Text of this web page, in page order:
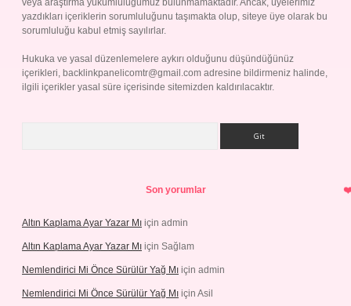
veya araştırma yükümlülüğümüz bulunmamaktadır. Ancak, üyelerimiz
yazdıkları içeriklerin sorumluluğunu taşımakta olup, siteye üye olarak bu
sorumluluğu kabul etmiş sayılırlar.
Hukuka ve yasal düzenlemelere aykırı olduğunu düşündüğünüz
içerikleri, backlinkpanelicomtr@gmail.com adresine bildirmeniz halinde,
ilgili içerikler yasal süre içerisinde sitemizden kaldırılacaktır.
Son yorumlar
Altın Kaplama Ayar Yazar Mı için admin
Altın Kaplama Ayar Yazar Mı için Sağlam
Nemlendirici Mi Önce Sürülür Yağ Mı için admin
Nemlendirici Mi Önce Sürülür Yağ Mı için Asil